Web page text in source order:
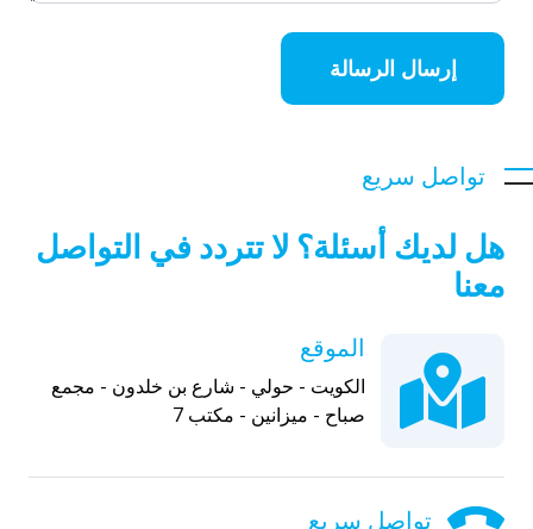
إرسال الرسالة
تواصل سريع
هل لديك أسئلة؟ لا تتردد في التواصل
معنا
الموقع
الكويت - حولي - شارع بن خلدون - مجمع
صباح - ميزانين - مكتب 7
تواصل سريع